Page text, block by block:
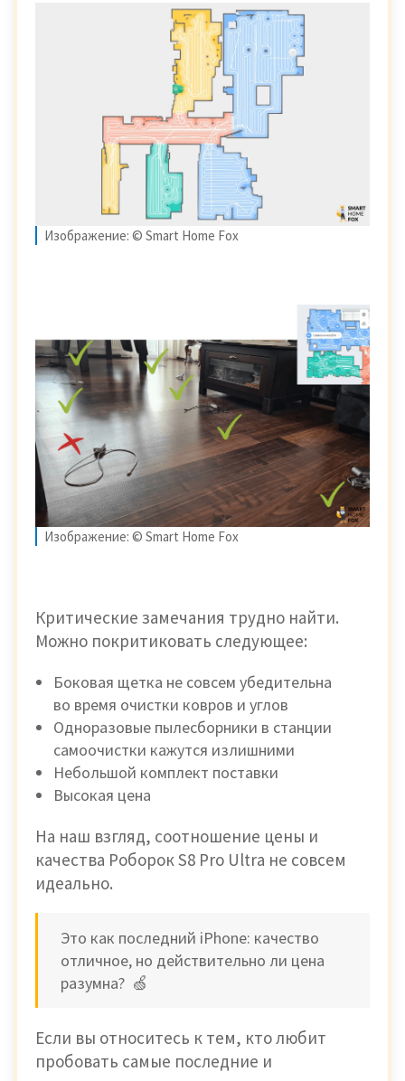
Изображение: © Smart Home Fox
Изображение: © Smart Home Fox
Критические замечания трудно найти.
Можно покритиковать следующее:
Боковая щетка не совсем убедительна
во время очистки ковров и углов
Одноразовые пылесборники в станции
самоочистки кажутся излишними
Небольшой комплект поставки
Высокая цена
На наш взгляд, соотношение цены и
качества Роборок S8 Pro Ultra не совсем
идеально.
Это как последний iPhone: качество
отличное, но действительно ли цена
разумна? 🍏
Если вы относитесь к тем, кто любит
пробовать самые последние и